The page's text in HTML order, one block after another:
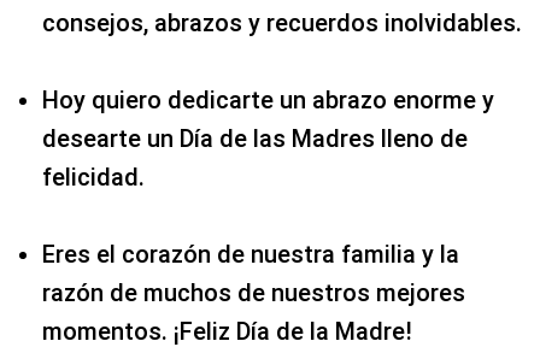
consejos, abrazos y recuerdos inolvidables.
Hoy quiero dedicarte un abrazo enorme y
desearte un Día de las Madres lleno de
felicidad.
Eres el corazón de nuestra familia y la
razón de muchos de nuestros mejores
momentos. ¡Feliz Día de la Madre!